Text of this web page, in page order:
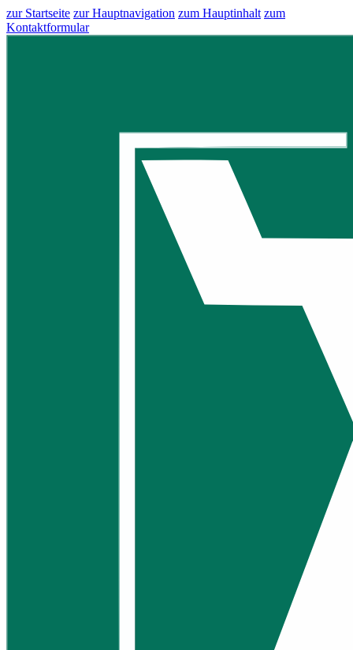
zur Startseite zur Hauptnavigation zum Hauptinhalt zum
Kontaktformular